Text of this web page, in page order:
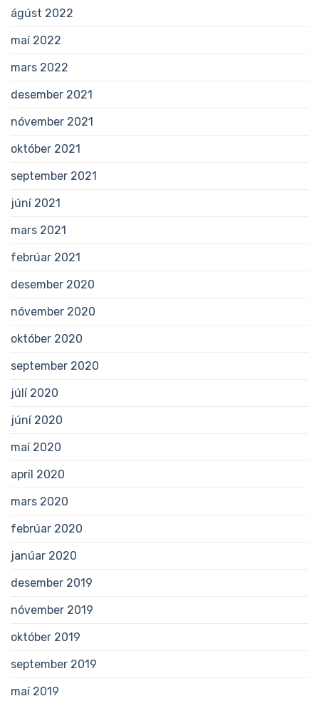
ágúst 2022
maí 2022
mars 2022
desember 2021
nóvember 2021
október 2021
september 2021
júní 2021
mars 2021
febrúar 2021
desember 2020
nóvember 2020
október 2020
september 2020
júlí 2020
júní 2020
maí 2020
apríl 2020
mars 2020
febrúar 2020
janúar 2020
desember 2019
nóvember 2019
október 2019
september 2019
maí 2019